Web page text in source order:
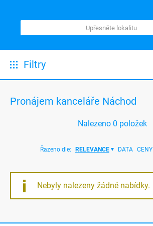
Filtry
Pronájem kanceláře Náchod
Nalezeno 0 položek
Řazeno dle: RELEVANCE DATA CENY
Nebyly nalezeny žádné nabídky.